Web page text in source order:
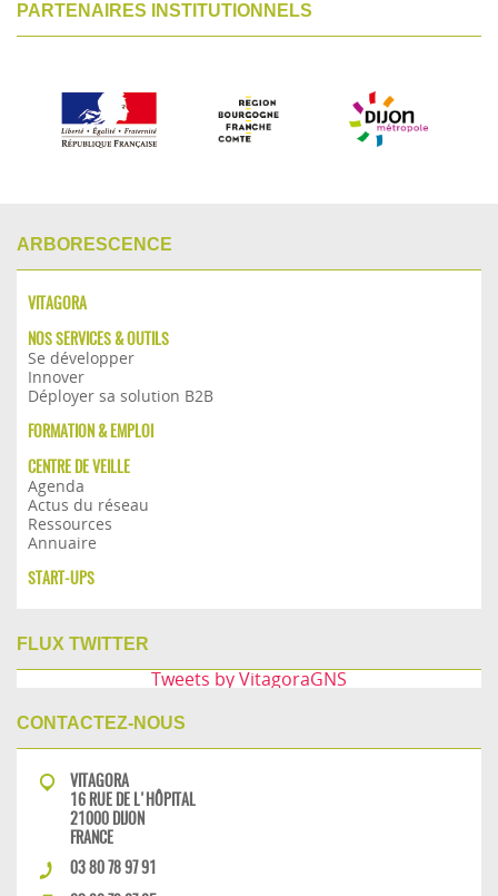
PARTENAIRES INSTITUTIONNELS
ARBORESCENCE
VITAGORA
NOS SERVICES & OUTILS
Se développer
Innover
Déployer sa solution B2B
FORMATION & EMPLOI
CENTRE DE VEILLE
Agenda
Actus du réseau
Ressources
Annuaire
START-UPS
FLUX TWITTER
Tweets by VitagoraGNS
CONTACTEZ-NOUS
VITAGORA
16 RUE DE L'HÔPITAL
21000 DIJON
FRANCE
03 80 78 97 91